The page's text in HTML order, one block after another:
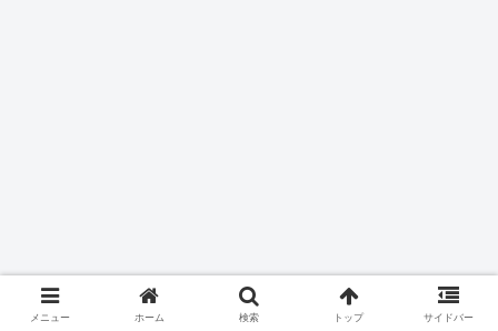
メニュー ホーム 検索 トップ サイドバー